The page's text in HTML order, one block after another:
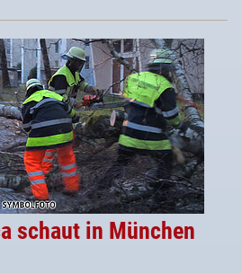
schaut in München